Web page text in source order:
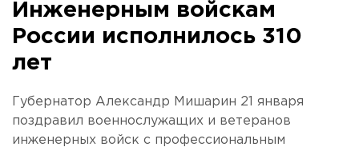
Инженерным войскам
России исполнилось 310
лет
Губернатор Александр Мишарин 21 января
поздравил военнослужащих и ветеранов
инженерных войск с профессиональным